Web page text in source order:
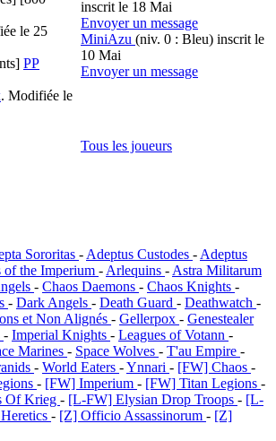
le 25
PP
. Modifiée le
inscrit le 18 Mai
Envoyer un message
MiniAzu (niv. 0 : Bleu) inscrit le
10 Mai
Envoyer un message
Tous les joueurs
Sororitas - Adeptus Custodes - Adeptus
of the Imperium - Arlequins - Astra Militarum
- Chaos Daemons - Chaos Knights -
- Dark Angels - Death Guard - Deathwatch -
et Non Alignés - Gellerpox - Genestealer
- Imperial Knights - Leagues of Votann -
Marines - Space Wolves - T'au Empire -
- World Eaters -Ynnari - [FW] Chaos -
- [FW] Imperium - [FW] Titan Legions -
Of Krieg - [L-FW] Elysian Drop Troops - [L-
- [Z] Officio Assassinorum - [Z]